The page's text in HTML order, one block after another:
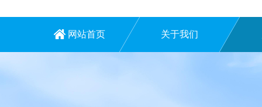
网站首页 关于我们